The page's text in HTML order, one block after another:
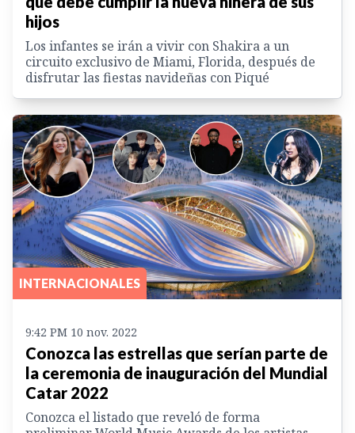
hijos
Los infantes se irán a vivir con Shakira a un
circuito exclusivo de Miami, Florida, después de
disfrutar las fiestas navideñas con Piqué
INTERNACIONALES
9:42 PM 10 nov. 2022
Conozca las estrellas que serían parte de
la ceremonia de inauguración del Mundial
Catar 2022
Conozca el listado que reveló de forma